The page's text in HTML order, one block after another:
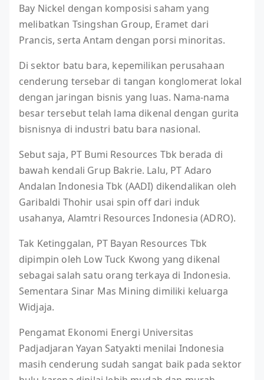
Bay Nickel dengan komposisi saham yang
melibatkan Tsingshan Group, Eramet dari
Prancis, serta Antam dengan porsi minoritas.
Di sektor batu bara, kepemilikan perusahaan
cenderung tersebar di tangan konglomerat lokal
dengan jaringan bisnis yang luas. Nama-nama
besar tersebut telah lama dikenal dengan gurita
bisnisnya di industri batu bara nasional.
Sebut saja, PT Bumi Resources Tbk berada di
bawah kendali Grup Bakrie. Lalu, PT Adaro
Andalan Indonesia Tbk (AADI) dikendalikan oleh
Garibaldi Thohir usai spin off dari induk
usahanya, Alamtri Resources Indonesia (ADRO).
Tak Ketinggalan, PT Bayan Resources Tbk
dipimpin oleh Low Tuck Kwong yang dikenal
sebagai salah satu orang terkaya di Indonesia.
Sementara Sinar Mas Mining dimiliki keluarga
Widjaja.
Pengamat Ekonomi Energi Universitas
Padjadjaran Yayan Satyakti menilai Indonesia
masih cenderung sudah sangat baik pada sektor